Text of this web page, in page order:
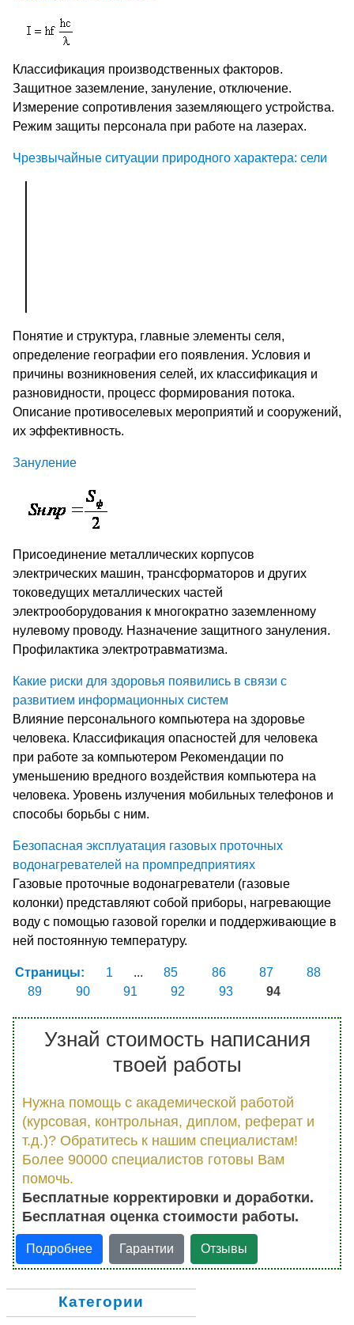
Классификация производственных факторов.
Защитное заземление, зануление, отключение.
Измерение сопротивления заземляющего устройства.
Режим защиты персонала при работе на лазерах.
Чрезвычайные ситуации природного характера: сели
Понятие и структура, главные элементы селя,
определение географии его появления. Условия и
причины возникновения селей, их классификация и
разновидности, процесс формирования потока.
Описание противоселевых мероприятий и сооружений,
их эффективность.
Зануление
Присоединение металлических корпусов
электрических машин, трансформаторов и других
токоведущих металлических частей
электрооборудования к многократно заземленному
нулевому проводу. Назначение защитного зануления.
Профилактика электротравматизма.
Какие риски для здоровья появились в связи с
развитием информационных систем
Влияние персонального компьютера на здоровье
человека. Классификация опасностей для человека
при работе за компьютером Рекомендации по
уменьшению вредного воздействия компьютера на
человека. Уровень излучения мобильных телефонов и
способы борьбы с ним.
Безопасная эксплуатация газовых проточных
водонагревателей на промпредприятиях
Газовые проточные водонагреватели (газовые
колонки) представляют собой приборы, нагревающие
воду с помощью газовой горелки и поддерживающие в
ней постоянную температуру.
Страницы: 1 ... 85 86 87
88
89
90 91 92 93 94
Узнай стоимость написания
твоей работы
Нужна помощь с академической работой
(курсовая, контрольная, диплом, реферат и
т.д.)? Обратитесь к нашим специалистам!
Более 90000 специалистов готовы Вам
помочь.
Бесплатные корректировки и доработки.
Бесплатная оценка стоимости работы.
Подробнее Гарантии Отзывы
Категории